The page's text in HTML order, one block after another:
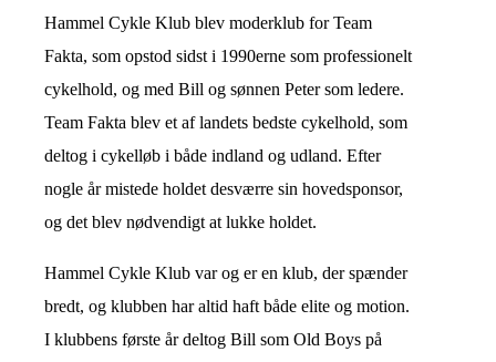
Hammel Cykle Klub blev moderklub for Team
Fakta, som opstod sidst i 1990erne som professionelt
cykelhold, og med Bill og sønnen Peter som ledere.
Team Fakta blev et af landets bedste cykelhold, som
deltog i cykelløb i både indland og udland. Efter
nogle år mistede holdet desværre sin hovedsponsor,
og det blev nødvendigt at lukke holdet.
Hammel Cykle Klub var og er en klub, der spænder
bredt, og klubben har altid haft både elite og motion.
I klubbens første år deltog Bill som Old Boys på